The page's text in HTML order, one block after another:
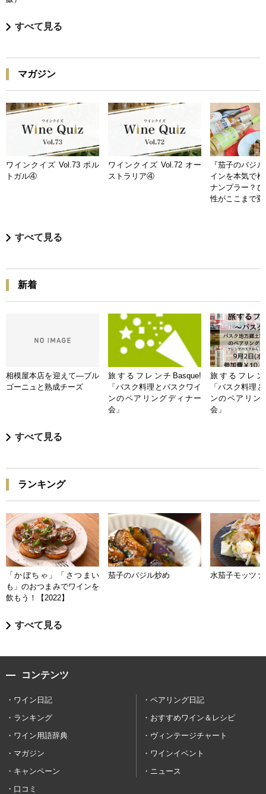
すべて見る
マガジン
ワインクイズ Vol.73 ポル
トガル④
ワインクイズ Vol.72 オー
ストラリア④
『茄子のバジ
インを本気で
ナンプラー？
性がここまで
すべて見る
新着
相模屋本店を迎えて―ブル
ゴーニュと熟成チーズ
旅するフレンチBasque!
「バスク料理とバスクワイ
ンのペアリングディナー
会」
旅するフレン
「バスク料理
ンのペアリン
会」
すべて見る
ランキング
「かぼちゃ」「さつまい
も」のおつまみでワインを
飲もう！【2022】
茄子のバジル炒め 水茄子モッツァ
すべて見る
コンテンツ
ワイン日記
ペアリング日記
ランキング
おすすめワイン＆レシピ
ワイン用語辞典
ヴィンテージチャート
マガジン
ワインイベント
キャンペーン
ニュース
口コミ